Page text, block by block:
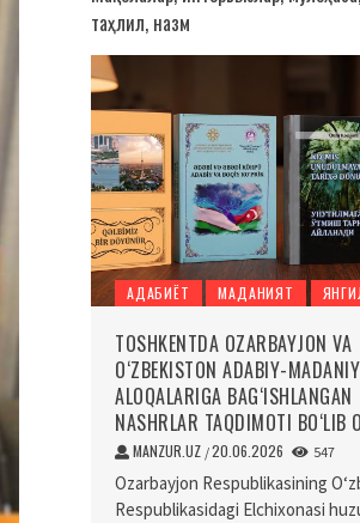
таҳлил, назм
АДАБИЁТ МАДАНИЯТ
TOSHKENTDA OZARBAYJON VA
O‘ZBEKISTON ADABIY-MADANIY
ALOQALARIGA BAG‘ISHLANGAN
NASHRLAR TAQDIMOTI BO‘LIB
MANZUR.UZ /20.06.2026 547
Ozarbayjon Respublikasining
Respublikasidagi Elchixonasi